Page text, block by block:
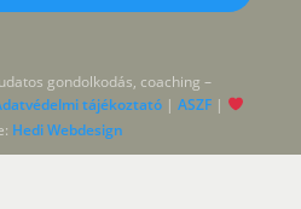
gondolkodás, coaching –
tájékoztató |ASZF |
Hedi Webdesign